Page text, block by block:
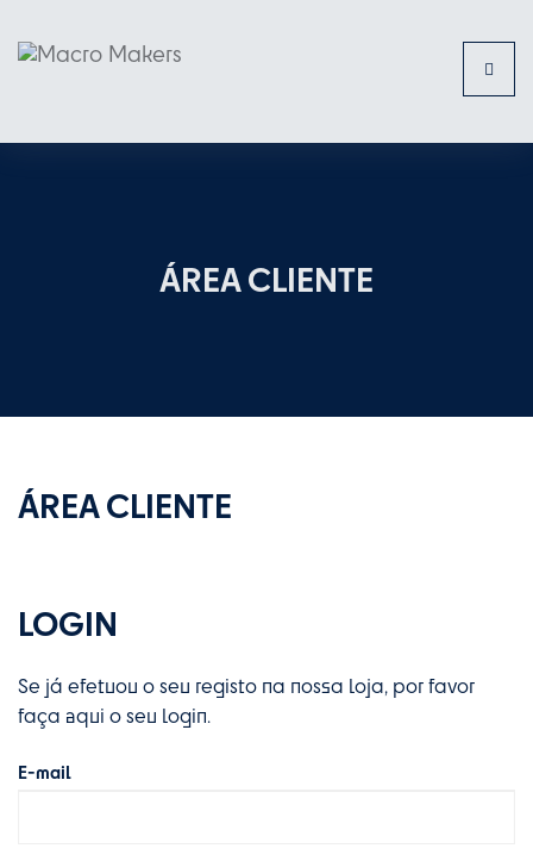
Toggle
ÁREA CLIENTE
ÁREA CLIENTE
LOGIN
Se já efetuou o seu registo na nossa loja, por favor
faça aqui o seu login.
E-mail